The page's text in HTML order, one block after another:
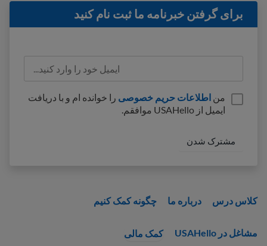
کلاس درس درباره ما چگونه کمک کنیم
مشاغل در USAHello کمک مالی
برای گرفتن خبرنامه ما ثبت نام کنید
من اطلاعات حریم خصوصی را خوانده ام و با دریافت
ایمیل از USAHello موافقم.